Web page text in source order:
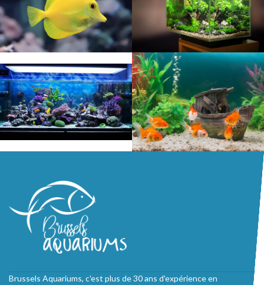
Brussels Aquariums, c'est plus de 30 ans d'expérience en